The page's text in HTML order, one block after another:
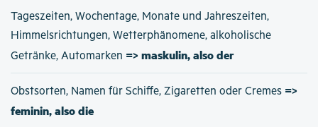
Tageszeiten, Wochentage, Monate und Jahreszeiten,
Himmelsrichtungen, Wetterphänomene, alkoholische
Getränke, Automarken => maskulin, also der
Obstsorten, Namen für Schiffe, Zigaretten oder Cremes =>
feminin, also die